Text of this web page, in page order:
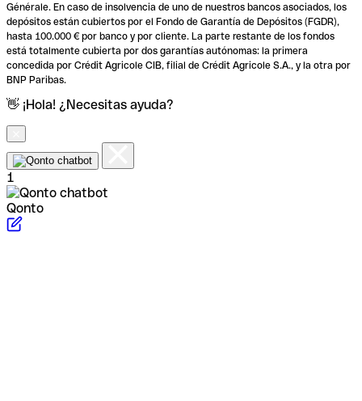
Générale. En caso de insolvencia de uno de nuestros bancos asociados, los
depósitos están cubiertos por el Fondo de Garantía de Depósitos (FGDR),
hasta 100.000 € por banco y por cliente. La parte restante de los fondos
está totalmente cubierta por dos garantías autónomas: la primera
concedida por Crédit Agricole CIB, filial de Crédit Agricole S.A., y la otra por
BNP Paribas.
👋 ¡Hola! ¿Necesitas ayuda?
1
Qonto